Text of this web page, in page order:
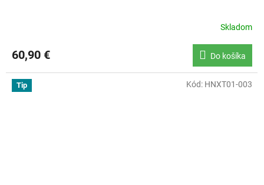
Skladom
60,90 € Do košíka
Tip Kód: HNXT01-003